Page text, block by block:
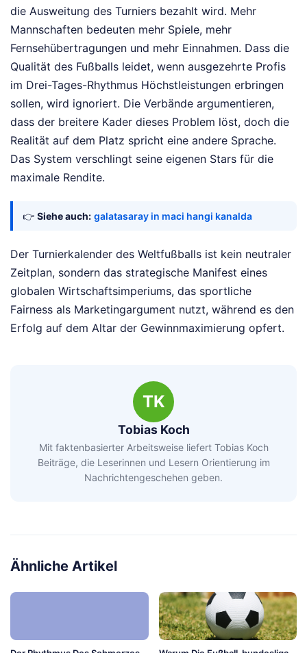
die Ausweitung des Turniers bezahlt wird. Mehr
Mannschaften bedeuten mehr Spiele, mehr
Fernsehübertragungen und mehr Einnahmen. Dass die
Qualität des Fußballs leidet, wenn ausgezehrte Profis
im Drei-Tages-Rhythmus Höchstleistungen erbringen
sollen, wird ignoriert. Die Verbände argumentieren,
dass der breitere Kader dieses Problem löst, doch die
Realität auf dem Platz spricht eine andere Sprache.
Das System verschlingt seine eigenen Stars für die
maximale Rendite.
👉 Siehe auch: galatasaray in maci hangi kanalda
Der Turnierkalender des Weltfußballs ist kein neutraler
Zeitplan, sondern das strategische Manifest eines
globalen Wirtschaftsimperiums, das sportliche
Fairness als Marketingargument nutzt, während es den
Erfolg auf dem Altar der Gewinnmaximierung opfert.
TK
Tobias Koch
Mit faktenbasierter Arbeitsweise liefert Tobias Koch
Beiträge, die Leserinnen und Lesern Orientierung im
Nachrichtengeschehen geben.
Ähnliche Artikel